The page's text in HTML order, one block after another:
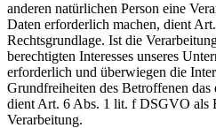
anderen natürlichen Person eine
Daten erforderlich machen, dient
Rechtsgrundlage. Ist die
berechtigten Interesses unseres
erforderlich und überwiegen die
Grundfreiheiten des Betroffenen das
dient Art. 6 Abs. 1 lit. f DSGVO als
Verarbeitung.